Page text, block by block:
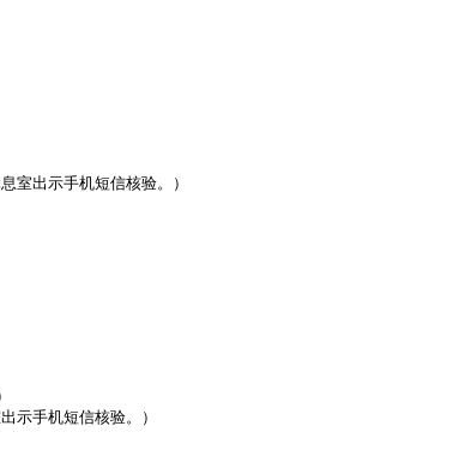
室出示手机短信核验。）
示手机短信核验。）